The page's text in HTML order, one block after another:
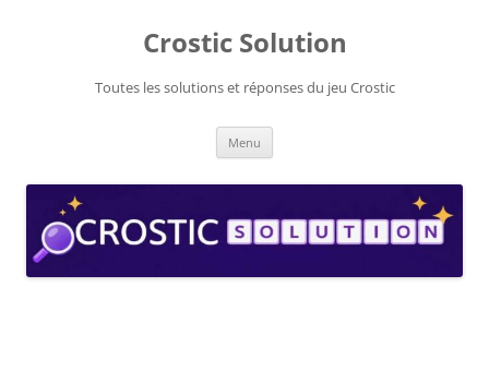
Crostic Solution
Toutes les solutions et réponses du jeu Crostic
Menu